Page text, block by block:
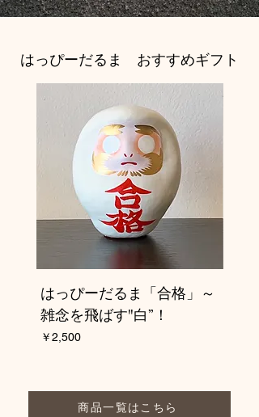
はっぴーだるま おすすめギフト
はっぴーだるま「合格」～
雑念を飛ばす"白”！
価格
￥2,500
商品一覧はこちら